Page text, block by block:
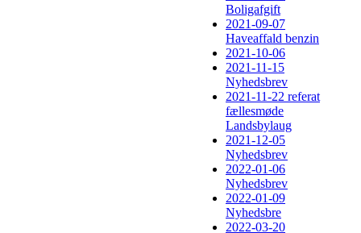
Boligafgift
2021-09-07
Haveaffald benzin
2021-10-06
2021-11-15
Nyhedsbrev
2021-11-22 referat
fællesmøde
Landsbylaug
2021-12-05
Nyhedsbrev
2022-01-06
Nyhedsbrev
2022-01-09
Nyhedsbre
2022-03-20